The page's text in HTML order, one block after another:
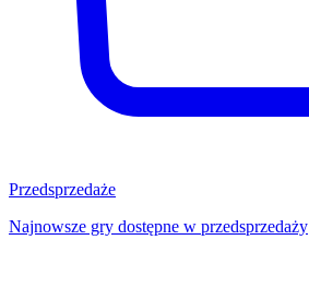
Przedsprzedaże
Najnowsze gry dostępne w przedsprzedaży